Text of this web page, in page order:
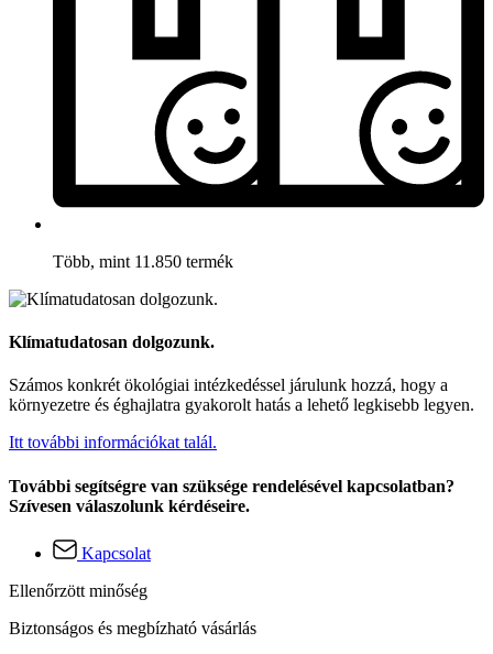
Több, mint 11.850 termék
Klímatudatosan dolgozunk.
Számos konkrét ökológiai intézkedéssel járulunk hozzá, hogy a
környezetre és éghajlatra gyakorolt hatás a lehető legkisebb legyen.
Itt további információkat talál.
További segítségre van szüksége rendelésével kapcsolatban?
Szívesen válaszolunk kérdéseire.
Kapcsolat
Ellenőrzött minőség
Biztonságos és megbízható vásárlás